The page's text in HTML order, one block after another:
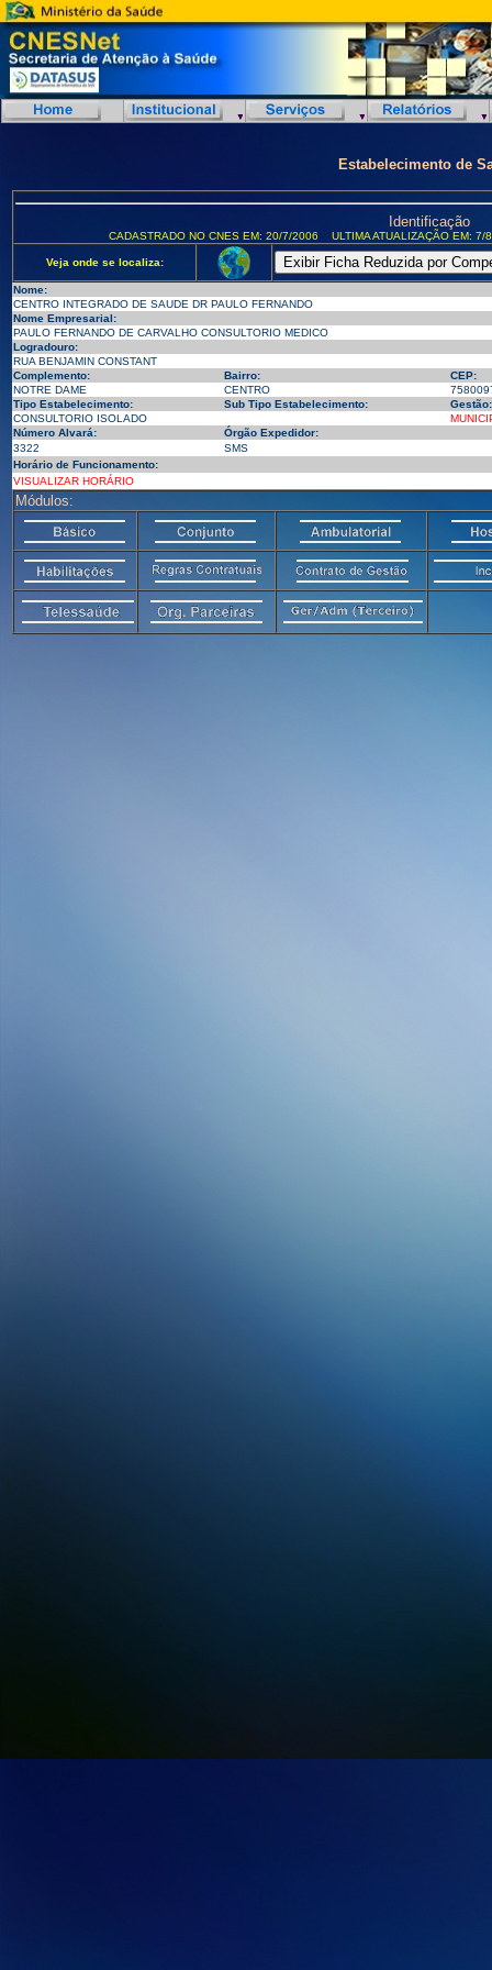
Estabelecimento de
Identificação
CADASTRADO NO CNES EM: 20/7/2006 ULTIMA ATUALIZAÇÃO EM:
Veja onde se localiza:
Nome:
CENTRO INTEGRADO DE SAUDE DR PAULO FERNANDO
Nome Empresarial:
PAULO FERNANDO DE CARVALHO CONSULTORIO MEDICO
Logradouro:
RUA BENJAMIN CONSTANT
Complemento:
Bairro:
CEP:
NOTRE DAME
CENTRO
Tipo Estabelecimento:
Sub Tipo Estabelecimento:
Gestão:
CONSULTORIO ISOLADO
Número Alvará:
Órgão Expedidor:
3322
SMS
Horário de Funcionamento:
VISUALIZAR HORÁRIO
Módulos: